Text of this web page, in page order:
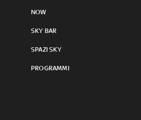
NOW
SKY BAR
SPAZI SKY
PROGRAMMI